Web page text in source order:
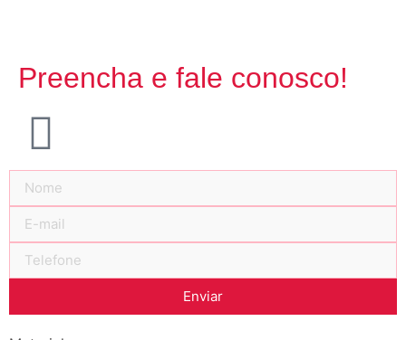
Preencha e fale conosco!
Enviar